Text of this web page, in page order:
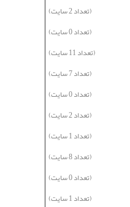
(تعداد 2 سایت)
(تعداد 0 سایت)
(تعداد 11 سایت)
(تعداد 7 سایت)
(تعداد 0 سایت)
(تعداد 2 سایت)
(تعداد 1 سایت)
(تعداد 8 سایت)
(تعداد 0 سایت)
(تعداد 1 سایت)